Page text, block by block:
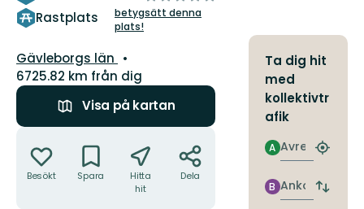
Rastplats
5
stjärnor
betygsätt denna
plats!
Län:
Gävleborgs län
6725.82 km från dig
Visa på kartan
Besökt Spara
Hitta
hit
Dela
Ta dig hit
med
kollektivtr
afik
Avresa
A
Hitta
Ankomst
B
Byt